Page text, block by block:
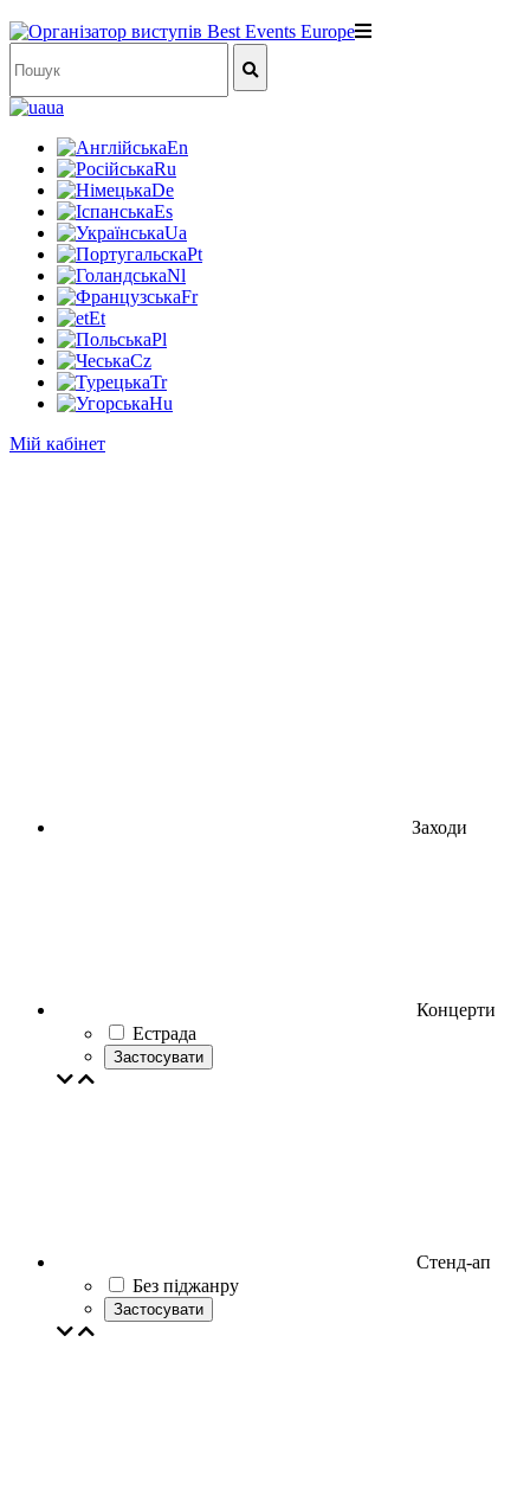
ua
En
Ru
De
Es
Ua
Pt
Nl
Fr
Et
Pl
Cz
Tr
Hu
Мій кабінет
Заходи
Концерти
Естрада
Застосувати
Стенд-ап
Без піджанру
Застосувати